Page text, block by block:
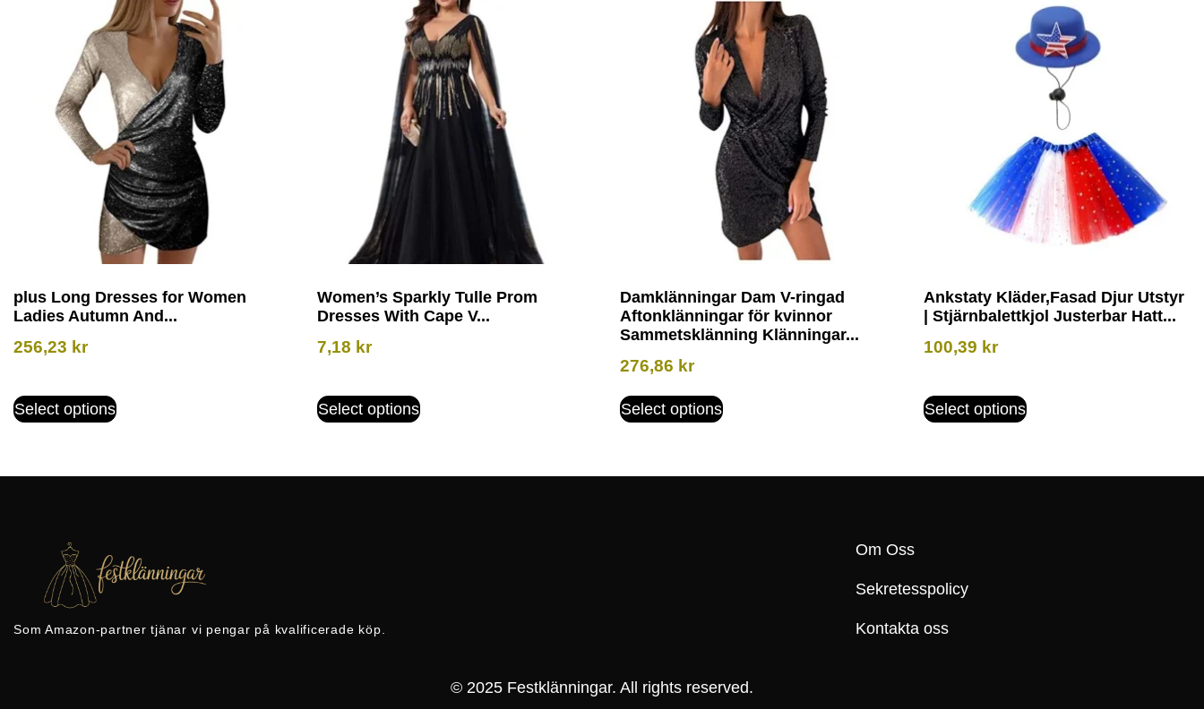
plus Long Dresses for Women
Ladies Autumn And...
256,23 kr
Select options
Women’s Sparkly Tulle Prom
Dresses With Cape V...
7,18 kr
Select options
Damklänningar Dam V-ringad
Aftonklänningar för kvinnor
Sammetsklänning Klänningar...
276,86 kr
Select options
Ankstaty Kläder,Fasad Djur Utstyr
| Stjärnbalettkjol Justerbar Hatt...
100,39 kr
Select options
Som Amazon-partner tjänar vi pengar på kvalificerade köp.
Om Oss
Sekretesspolicy
Kontakta oss
© 2025 Festklänningar. All rights reserved.